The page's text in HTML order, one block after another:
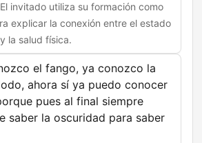
invitado utiliza su formación como
explicar la conexión entre el estado
la salud física.
el fango, ya conozco la
ahora sí ya puedo conocer
pues al final siempre
saber la oscuridad para saber